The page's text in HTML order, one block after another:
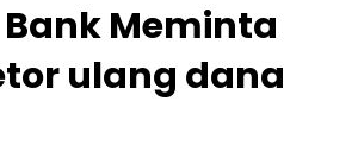
Bank Meminta
ulang dana